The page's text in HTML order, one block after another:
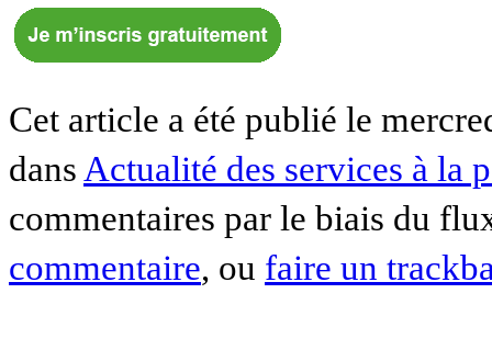
Cet article a été publié le
dans Actualité des services à la
commentaires par le biais du
commentaire, ou faire un